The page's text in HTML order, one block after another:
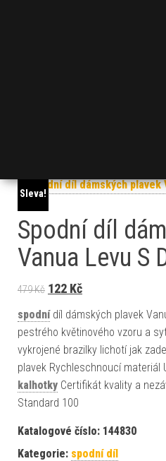
Sleva!
Spodní díl
Vanua Levu S
479Kč Original price was: 479 Kč.
122 KčCurrent price is:
spodnídíl dámských plavek
pestrého květinového vzoru a
vykrojené brazilky lichotí jak
plavek Rychleschnoucí materiál
kalhotky Certifikát kvality a
Standard 100
Katalogové číslo: 144830
Kategorie: spodní díl